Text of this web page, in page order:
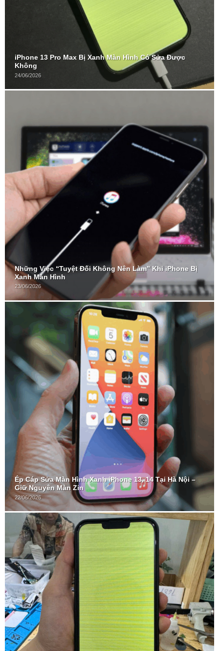
iPhone 13 Pro Max Bị Xanh Màn Hình Có Sửa Được
Không
24/06/2026
Những Việc “Tuyệt Đối Không Nên Làm” Khi iPhone Bị
Xanh Màn Hình
23/06/2026
Ép Cáp Sửa Màn Hình Xanh iPhone 13, 14 Tại Hà Nội –
Giữ Nguyên Màn Zin
22/06/2026